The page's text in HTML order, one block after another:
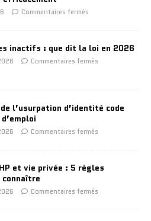
Commentaires fermés
inactifs : que dit la loi en 2026
Commentaires fermés
l’usurpation d’identité code
Commentaires fermés
et vie privée : 5 règles
connaître
Commentaires fermés